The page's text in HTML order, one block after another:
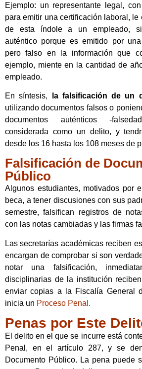
Ejemplo: un representante legal,
para emitir una certificación laboral, le
de esta índole a un empleado,
auténtico porque es emitido por
pero falso en la información que
ejemplo, miente en la cantidad de
empleado.
En síntesis, la falsificación de un
utilizando documentos falsos o
documentos auténticos -
considerada como un delito, y
desde los 16 hasta los 108 meses de
Falsificación de
Público
Algunos estudiantes, motivados por
beca, a tener discusiones con sus
semestre, falsifican registros de
con las notas cambiadas y las firmas
Las secretarías académicas reciben
encargan de comprobar si son
notar una falsificación,
disciplinarias de la institución
enviar copias a la Fiscalía General
inicia un Proceso Penal.
Penas por Este
El delito en el que se incurre está
Penal, en el artículo 287, y se
Documento Público. La pena puede